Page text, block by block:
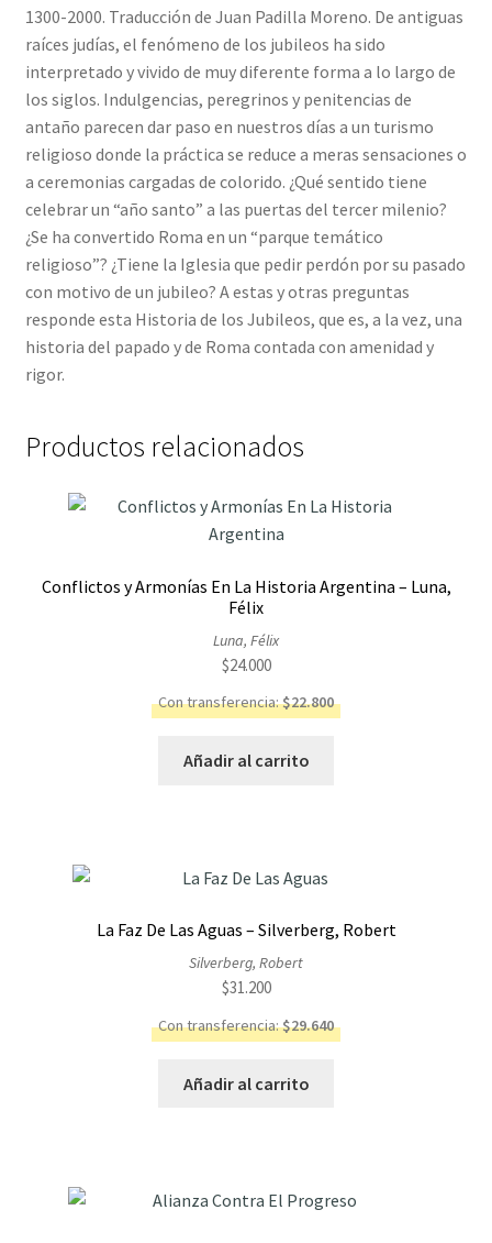
1300-2000. Traducción de Juan Padilla Moreno. De antiguas
raíces judías, el fenómeno de los jubileos ha sido
interpretado y vivido de muy diferente forma a lo largo de
los siglos. Indulgencias, peregrinos y penitencias de
antaño parecen dar paso en nuestros días a un turismo
religioso donde la práctica se reduce a meras sensaciones o
a ceremonias cargadas de colorido. ¿Qué sentido tiene
celebrar un “año santo” a las puertas del tercer milenio?
¿Se ha convertido Roma en un “parque temático
religioso”? ¿Tiene la Iglesia que pedir perdón por su pasado
con motivo de un jubileo? A estas y otras preguntas
responde esta Historia de los Jubileos, que es, a la vez, una
historia del papado y de Roma contada con amenidad y
rigor.
Productos relacionados
Conflictos y Armonías En La Historia Argentina – Luna,
Félix
Luna, Félix
$24.000
Con transferencia:$22.800
Añadir al carrito
La Faz De Las Aguas – Silverberg, Robert
Silverberg, Robert
$31.200
Con transferencia:$29.640
Añadir al carrito